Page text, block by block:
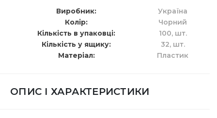
Виробник
Україна
Колір
Чорний
Кількість в упаковці
100, шт.
Кількість у ящику
32, шт.
Матеріал
Пластик
ОПИС І ХАРАКТЕРИСТИКИ